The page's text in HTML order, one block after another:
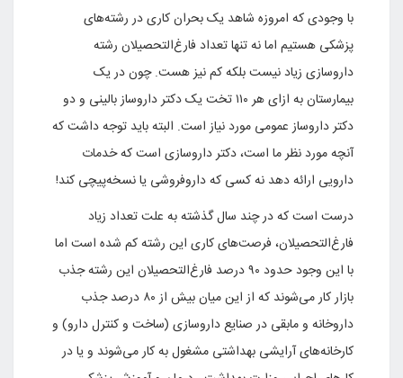
با وجودی که امروزه شاهد یک بحران کاری در رشته‌های
پزشکی هستیم اما نه تنها تعداد فارغ‌التحصیلان رشته
داروسازی زیاد نیست بلکه کم نیز هست. چون در یک
بیمارستان به ازای هر ۱۱۰ تخت یک دکتر داروساز بالینی و دو
دکتر داروساز عمومی مورد نیاز است. البته باید توجه داشت که
آنچه مورد نظر ما است، دکتر داروسازی است که خدمات
دارویی ارائه دهد نه کسی که داروفروشی یا نسخه‌پیچی کند!
درست است که در چند سال گذشته به علت تعداد زیاد
فارغ‌التحصیلان، فرصت‌های کاری این رشته کم شده است اما
با این وجود حدود ۹۰ درصد فارغ‌التحصیلان این رشته جذب
بازار کار می‌شوند که از این میان بیش از ۸۰ درصد جذب
داروخانه و مابقی در صنایع داروسازی (ساخت و کنترل دارو) و
کارخانه‌های آرایشی بهداشتی مشغول به کار می‌شوند و یا در